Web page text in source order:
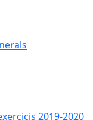
2019-2020